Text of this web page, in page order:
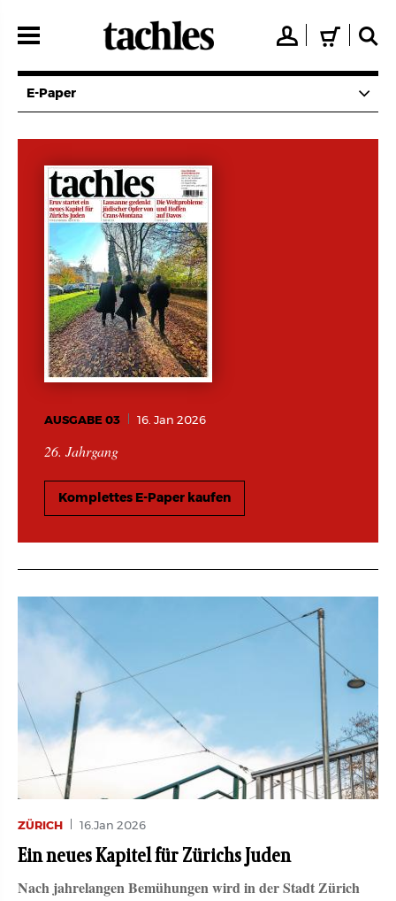
zum
👤 🛒 🔍
E-Paper
AUSGABE 03 16. Jan 2026
26. Jahrgang
Komplettes E-Paper kaufen
ZÜRICH 16.Jan 2026
Ein neues Kapitel für Zürichs Juden
Nach jahrelangen Bemühungen wird in der Stadt Zürich